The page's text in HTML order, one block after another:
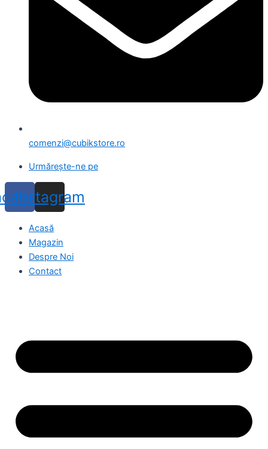
comenzi@cubikstore.ro
Urmărește-ne pe
Instagram
Acasă
Magazin
Despre Noi
Contact